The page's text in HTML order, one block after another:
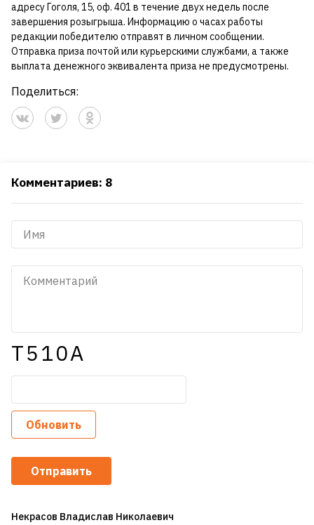
адресу Гоголя, 15, оф. 401 в течение двух недель после
завершения розыгрыша. Информацию о часах работы
редакции победителю отправят в личном сообщении.
Отправка приза почтой или курьерскими службами, а также
выплата денежного эквивалента приза не предусмотрены.
Поделиться:
Комментариев: 8
T510A
Обновить
Отправить
Некрасов Владислав Николаевич